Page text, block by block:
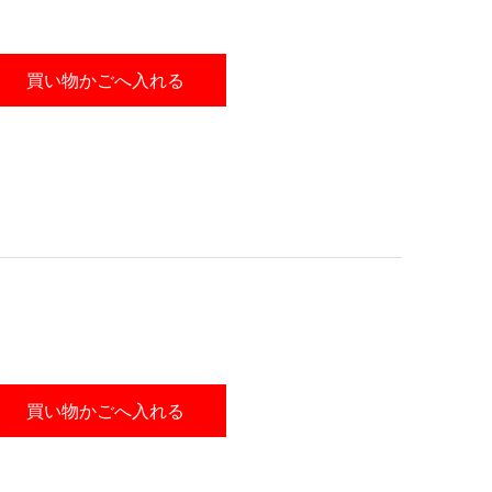
買い物かごへ入れる
買い物かごへ入れる